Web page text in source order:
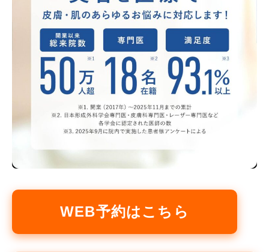
WEB予約はこちら